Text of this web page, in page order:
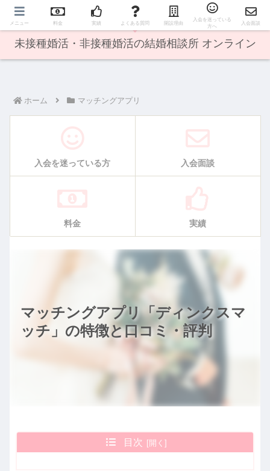
オンライン婚活で日本全国の方に出会えます♪
未接種婚活・非接種婚活の結婚相談所 オンライン
ホーム マッチングアプリ
入会を迷っている方 入会面談
料金 実績
マッチングアプリ「ディンクスマ
ッチ」の特徴と口コミ・評判
目次
メニュー 料金 実績 よくある質問 開設理由
入会を迷っている
方へ
入会面談